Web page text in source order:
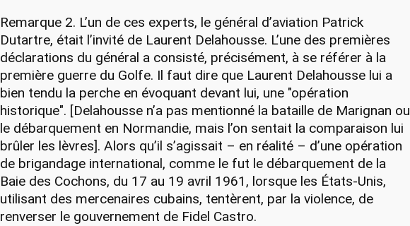
Remarque 2. L’un de ces experts, le général d’aviation Patrick
Dutartre, était l’invité de Laurent Delahousse. L’une des premières
déclarations du général a consisté, précisément, à se référer à la
première guerre du Golfe. Il faut dire que Laurent Delahousse lui a
bien tendu la perche en évoquant devant lui, une "opération
historique". [Delahousse n’a pas mentionné la bataille de Marignan ou
le débarquement en Normandie, mais l’on sentait la comparaison lui
brûler les lèvres]. Alors qu’il s’agissait – en réalité – d’une opération
de brigandage international, comme le fut le débarquement de la
Baie des Cochons, du 17 au 19 avril 1961, lorsque les États-Unis,
utilisant des mercenaires cubains, tentèrent, par la violence, de
renverser le gouvernement de Fidel Castro.